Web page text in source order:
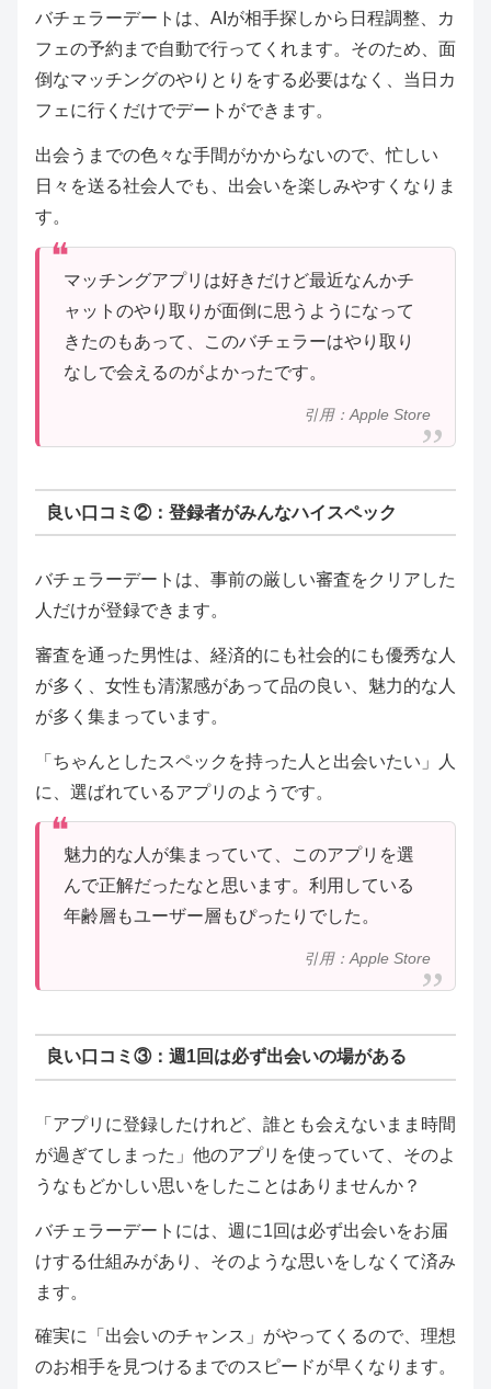
バチェラーデートは、AIが相手探しから日程調整、カ
フェの予約まで自動で行ってくれます。そのため、面
倒なマッチングのやりとりをする必要はなく、当日カ
フェに行くだけでデートができます。
出会うまでの色々な手間がかからないので、忙しい
日々を送る社会人でも、出会いを楽しみやすくなりま
す。
マッチングアプリは好きだけど最近なんかチ
ャットのやり取りが面倒に思うようになって
きたのもあって、このバチェラーはやり取り
なしで会えるのがよかったです。
引用：Apple Store
良い口コミ②：登録者がみんなハイスペック
バチェラーデートは、事前の厳しい審査をクリアした
人だけが登録できます。
審査を通った男性は、経済的にも社会的にも優秀な人
が多く、女性も清潔感があって品の良い、魅力的な人
が多く集まっています。
「ちゃんとしたスペックを持った人と出会いたい」人
に、選ばれているアプリのようです。
魅力的な人が集まっていて、このアプリを選
んで正解だったなと思います。利用している
年齢層もユーザー層もぴったりでした。
引用：Apple Store
良い口コミ③：週1回は必ず出会いの場がある
「アプリに登録したけれど、誰とも会えないまま時間
が過ぎてしまった」他のアプリを使っていて、そのよ
うなもどかしい思いをしたことはありませんか？
バチェラーデートには、週に1回は必ず出会いをお届
けする仕組みがあり、そのような思いをしなくて済み
ます。
確実に「出会いのチャンス」がやってくるので、理想
のお相手を見つけるまでのスピードが早くなります。